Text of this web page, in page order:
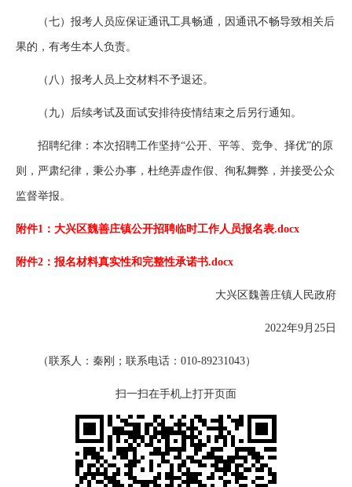
（七）报考人员应保证通讯工具畅通，因通讯不畅导致相关后
果的，有考生本人负责。
（八）报考人员上交材料不予退还。
（九）后续考试及面试安排待疫情结束之后另行通知。
招聘纪律：本次招聘工作坚持“公开、平等、竞争、择优”的原
则，严肃纪律，秉公办事，杜绝弄虚作假、徇私舞弊，并接受公众
监督举报。
附件1：大兴区魏善庄镇公开招聘临时工作人员报名表.docx
附件2：报名材料真实性和完整性承诺书.docx
大兴区魏善庄镇人民政府
2022年9月25日
（联系人：秦刚；联系电话：010-89231043）
扫一扫在手机上打开页面